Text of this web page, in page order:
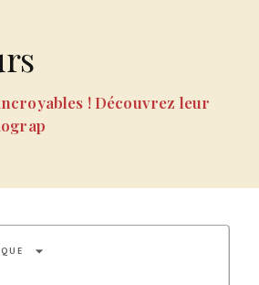
! Découvrez leur
arrow_drop_down